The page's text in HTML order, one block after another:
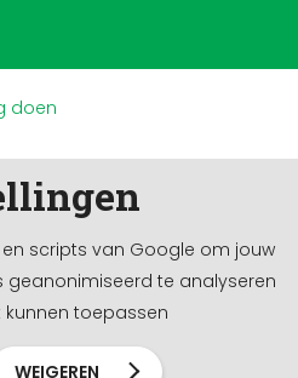
scripts van Google om jouw
geanonimiseerd te analyseren
toepassen
WEIGEREN
doen